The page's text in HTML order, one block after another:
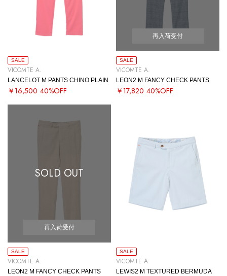
SALE
VICOMTE A.
LANCELOT M PANTS CHINO PLAIN
￥16,500 40%OFF
再入荷受付
SALE
VICOMTE A.
LEON2 M FANCY CHECK PANTS
￥17,820 40%OFF
SOLD OUT
再入荷受付
SALE
VICOMTE A.
LEON2 M FANCY CHECK PANTS
SALE
VICOMTE A.
LEWIS2 M TEXTURED BERMUDA